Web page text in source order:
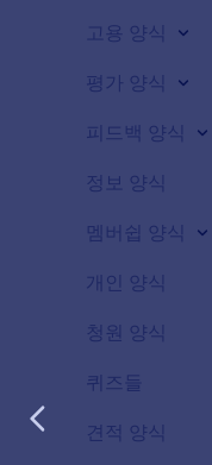
고용 양식
평가 양식
피드백 양식
정보 양식
멤버쉽 양식
개인 양식
청원 양식
퀴즈들
견적 양식